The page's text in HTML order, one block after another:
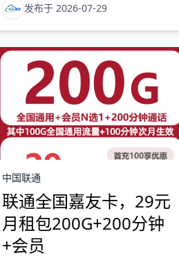
发布于 2026-07-29
中国联通
联通全国嘉友卡，29元
月租包200G+200分钟
+会员